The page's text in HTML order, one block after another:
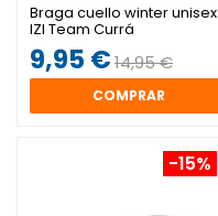
Braga cuello winter unisex
IZI Team Currá
9,95 €14,95 €
COMPRAR
-15%